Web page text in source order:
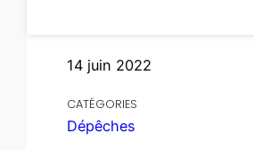
14 juin 2022
CATÉGORIES
Dépêches